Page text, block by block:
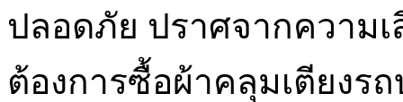
ปลอดภัย ปราศจากความ
ต้องการซื้อผ้าคลุมเตียงร